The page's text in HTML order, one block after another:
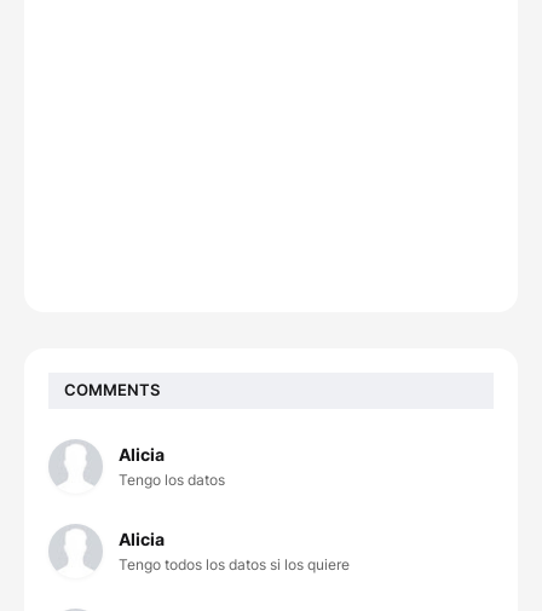
COMMENTS
Alicia
Tengo los datos
Alicia
Tengo todos los datos si los quiere